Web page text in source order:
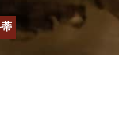
蒂